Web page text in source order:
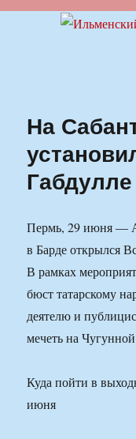
Ильменский
На
Пермь, 29 июня —
в Барде открылся
В рамках
бюст татарскому
деятелю и
мечеть на
Куда пойти в
июня